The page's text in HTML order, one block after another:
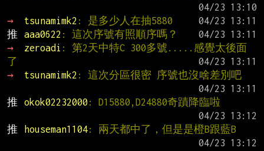
→
tsunamimk2 : 是多少人在抽5880
推
aaa0622 : 這次序號有照順序嗎？
→
zeroadi : 第2天中特C 300多號.....感覺太後面
了
→
tsunamimk2 : 這次分區很密 序號也沒啥差別吧
推
okok02232000 : D15880,D24880奇蹟降臨啦
推
houseman1104: 兩天都中了，但是是橙B跟藍B